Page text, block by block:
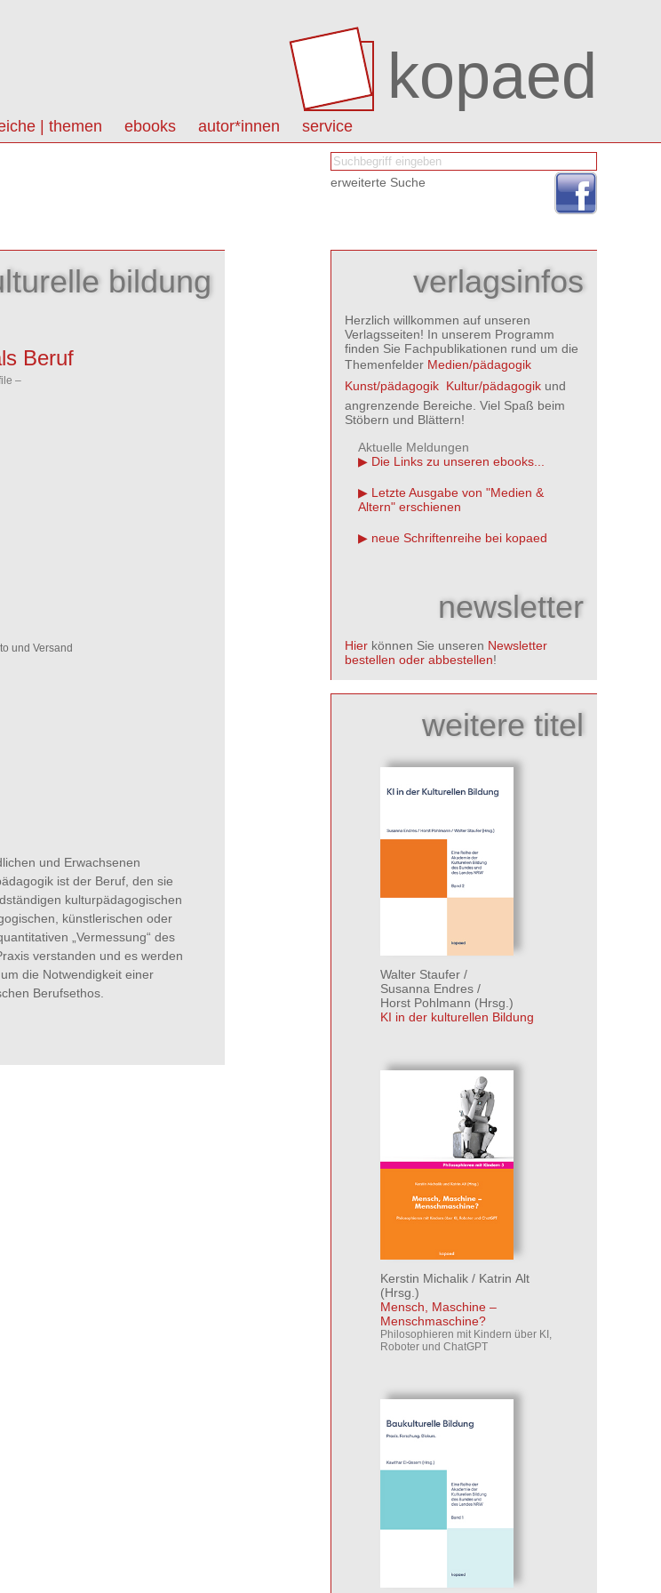
kopaed
| themen ebooks autor*innen service
erweiterte Suche
bildung
Beruf
–
und Versand
und Erwachsenen
ist der Beruf, den sie
kulturpädagogischen
künstlerischen oder
„Vermessung“ des
verstanden und es werden
die Notwendigkeit einer
Berufsethos.
verlagsinfos
Herzlich willkommen auf unseren
Verlagsseiten! In unserem Programm
finden Sie Fachpublikationen rund um die
Themenfelder Medien/pädagogik
Kunst/pädagogik Kultur/pädagogik und
angrenzende Bereiche. Viel Spaß beim
Stöbern und Blättern!
Aktuelle Meldungen
Die Links zu unseren ebooks...
Letzte Ausgabe von "Medien &
Altern" erschienen
neue Schriftenreihe bei kopaed
newsletter
Hier können Sie unseren Newsletter
bestellen oder abbestellen!
weitere titel
Walter Staufer /
Susanna Endres /
Horst Pohlmann (Hrsg.)
KI in der kulturellen Bildung
Kerstin Michalik / Katrin Alt
(Hrsg.)
Mensch, Maschine –
Menschmaschine?
Philosophieren mit Kindern über KI,
Roboter und ChatGPT